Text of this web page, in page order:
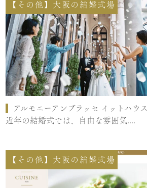
【その他】大阪の結婚式場
アルモニーアンブラッセ イットハウス
近年の結婚式では、自由な雰囲気....
【その他】大阪の結婚式場